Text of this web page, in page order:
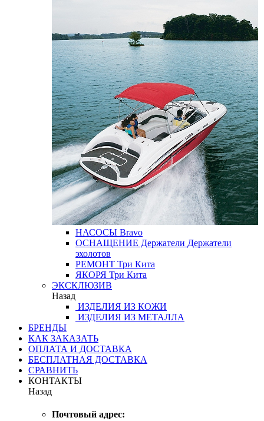
НАСОСЫ Bravo
ОСНАЩЕНИЕ Держатели Держатели
эхолотов
РЕМОНТ Три Кита
ЯКОРЯ Три Кита
ЭКСКЛЮЗИВ
Назад
ИЗДЕЛИЯ ИЗ КОЖИ
ИЗДЕЛИЯ ИЗ МЕТАЛЛА
БРЕНДЫ
КАК ЗАКАЗАТЬ
ОПЛАТА И ДОСТАВКА
БЕСПЛАТНАЯ ДОСТАВКА
СРАВНИТЬ
КОНТАКТЫ
Назад
Почтовый адрес: